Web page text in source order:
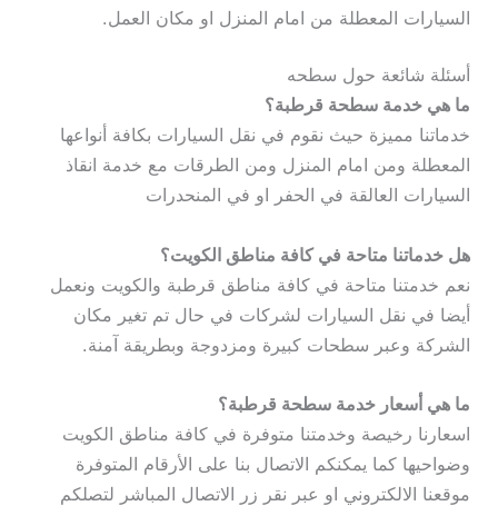
السيارات المعطلة من امام المنزل او مكان العمل.
أسئلة شائعة حول سطحه
ما هي خدمة سطحة قرطبة؟
خدماتنا مميزة حيث نقوم في نقل السيارات بكافة أنواعها
المعطلة ومن امام المنزل ومن الطرقات مع خدمة انقاذ
السيارات العالقة في الحفر او في المنحدرات
هل خدماتنا متاحة في كافة مناطق الكويت؟
نعم خدمتنا متاحة في كافة مناطق قرطبة والكويت ونعمل
أيضا في نقل السيارات لشركات في حال تم تغير مكان
الشركة وعبر سطحات كبيرة ومزدوجة وبطريقة آمنة.
ما هي أسعار خدمة سطحة قرطبة؟
اسعارنا رخيصة وخدمتنا متوفرة في كافة مناطق الكويت
وضواحيها كما يمكنكم الاتصال بنا على الأرقام المتوفرة
موقعنا الالكتروني او عبر نقر زر الاتصال المباشر لتصلكم